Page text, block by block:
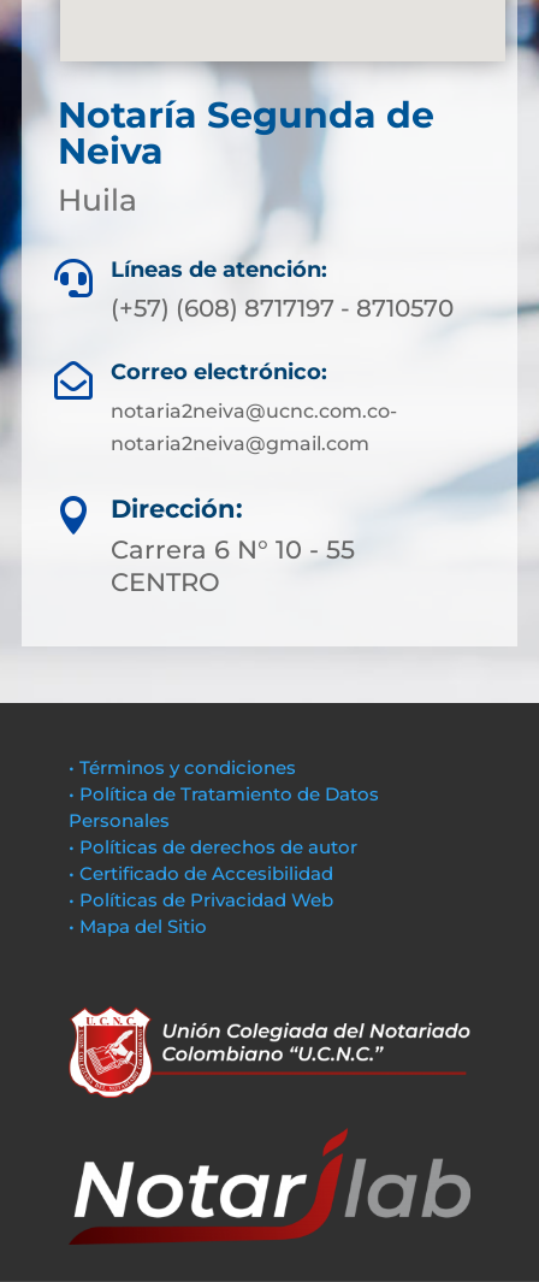
Notaría Segunda de
Neiva
Huila
 Líneas de atención:
(+57) (608) 8717197 - 8710570
 Correo electrónico:
notaria2neiva@ucnc.com.co-
notaria2neiva@gmail.com

Dirección:
Carrera 6 N° 10 - 55
CENTRO
• Términos y condiciones
• Política de Tratamiento de Datos
Personales
• Políticas de derechos de autor
• Certificado de Accesibilidad
• Políticas de Privacidad Web
• Mapa del Sitio